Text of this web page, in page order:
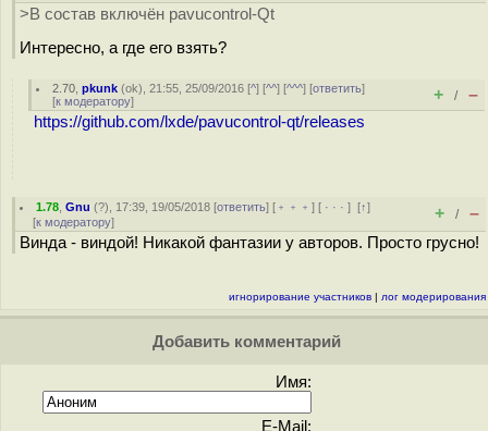
>В состав включён pavucontrol-Qt
Интересно, а где его взять?
2.70 ,pkunk (ok), 21:55, 25/09/2016 [^] [^^] [^^^] [ответить]
[к модератору] + / –
https://github.com/lxde/pavucontrol-qt/releases
1.78 ,Gnu (?), 17:39, 19/05/2018 [ответить] [ ﹢﹢﹢] [ · · ·][↑]
[к модератору] + / –
Винда - виндой! Никакой фантазии у авторов. Просто грусно!
игнорирование участников | лог модерирования
Добавить комментарий
Имя:
E-Mail: